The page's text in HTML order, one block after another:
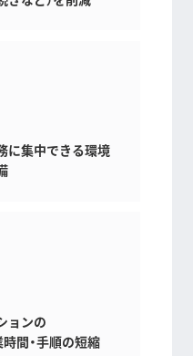
に集中できる環境
ョンの
間・手順の短縮